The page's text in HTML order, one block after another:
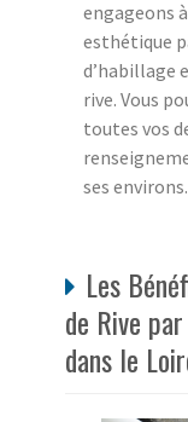
engageons
esthétique
d’habillage
rive. Vous
toutes vos
ses environs.
Les
de Rive
dans le